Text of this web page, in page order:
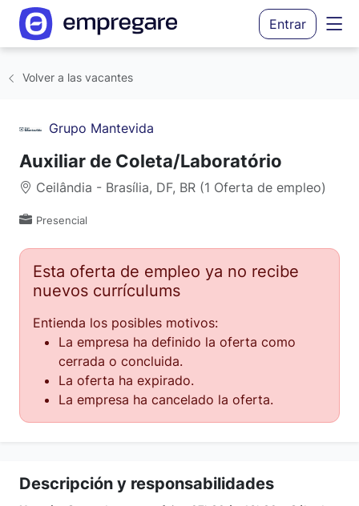
Entrar
Volver a las vacantes
Grupo Mantevida
Auxiliar de Coleta/Laboratório
Ceilândia - Brasília, DF, BR (1 Oferta de empleo)
Presencial
Esta oferta de empleo ya no recibe
nuevos currículums
Entienda los posibles motivos:
La empresa ha definido la oferta como
cerrada o concluida.
La oferta ha expirado.
La empresa ha cancelado la oferta.
Descripción y responsabilidades